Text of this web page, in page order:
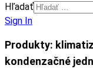
Hľadať
Sign In
Produkty:
kondenzačné